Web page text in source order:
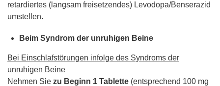
retardiertes (langsam freisetzendes) Levodopa/Benserazid
umstellen.
Beim Syndrom der unruhigen Beine
Bei Einschlafstörungen infolge des Syndroms der
unruhigen Beine
Nehmen Sie zu Beginn 1 Tablette (entsprechend 100 mg